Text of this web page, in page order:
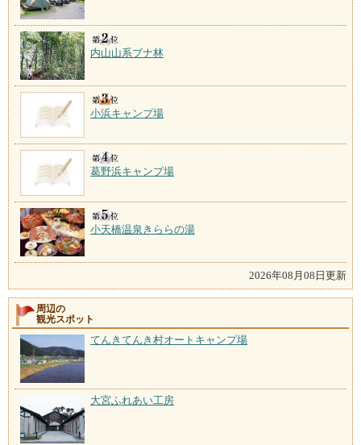
内山山系ブナ林
小浜キャンプ場
葛野浜キャンプ場
小天橋温泉きららの湯
2026年08月08日更新
周辺の
観光スポット
てんきてんき村オートキャンプ場
大宮ふれあい工房